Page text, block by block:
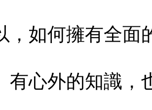
如何擁有全面
心外的知識，